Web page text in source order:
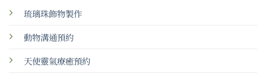
琉璃珠飾物製作
動物溝通預約
天使靈氣療癒預約